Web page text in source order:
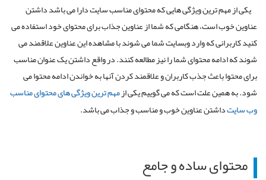
یکی از مهم ترین ویژگی هایی که محتوای مناسب سایت دارا می باشد داشتن
عناوین خوب است، هنگامی که شما از عناوین جذاب برای محتوای خود استفاده می
کنید کاربرانی که وارد وبسایت شما می شوند با مشاهده این عناوین علاقمند می
شوند که ادامه محتوای شما را نیز مطالعه کنند. در واقع داشتن یک عنوان مناسب
برای محتوا باعث جذب کاربران و علاقمند کردن آنها به خواندن ادامه محتوا می
شود. به همین علت است که می ‌گوییم یکی ازمهم ‌ترین ویژگی‌ های محتوای مناسب
وب سایتداشتن عناوین خوب و مناسب و جذاب می باشد.
محتوای ساده و جامع